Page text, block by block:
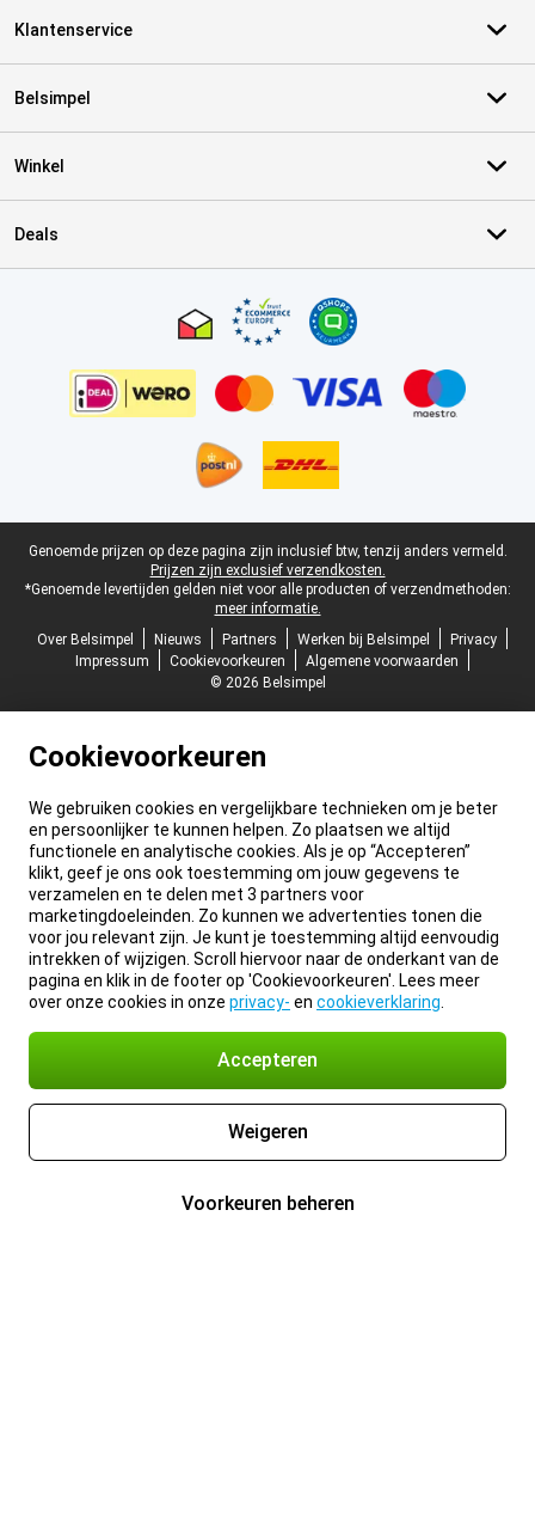
Klantenservice
Belsimpel
Winkel
Deals
Juridische voettekst
Genoemde prijzen op deze pagina zijn inclusief btw, tenzij anders vermeld.
Prijzen zijn exclusief verzendkosten.
*Genoemde levertijden gelden niet voor alle producten of verzendmethoden:
meer informatie.
Over Belsimpel
Nieuws Partners Werken bij Belsimpel
Privacy
Impressum
Cookievoorkeuren
Algemene voorwaarden
© 2026 Belsimpel
Cookievoorkeuren
We gebruiken cookies en vergelijkbare technieken om je beter
en persoonlijker te kunnen helpen. Zo plaatsen we altijd
functionele en analytische cookies. Als je op “Accepteren”
klikt, geef je ons ook toestemming om jouw gegevens te
verzamelen en te delen met 3 partners voor
marketingdoeleinden. Zo kunnen we advertenties tonen die
voor jou relevant zijn. Je kunt je toestemming altijd eenvoudig
intrekken of wijzigen. Scroll hiervoor naar de onderkant van de
pagina en klik in de footer op 'Cookievoorkeuren'. Lees meer
over onze cookies in onze privacy- en cookieverklaring
Accepteren
Weigeren
Voorkeuren beheren